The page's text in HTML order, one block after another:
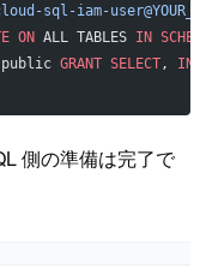
sql-iam-
ON ALL TABLES IN
GRANT SELECT,
側の準備は完了で